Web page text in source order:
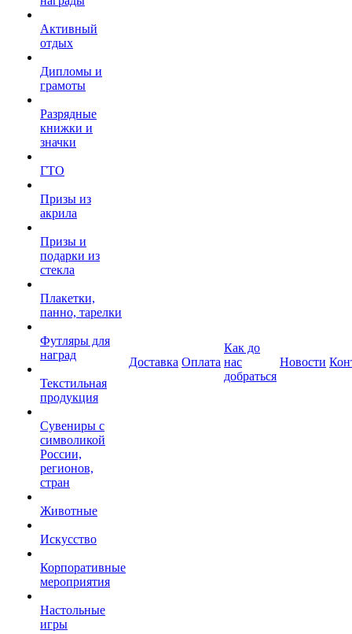
Активный
отдых
Дипломы и
грамоты
Разрядные
книжки и
значки
ГТО
Призы из
акрила
Призы и
подарки из
стекла
Плакетки,
панно, тарелки
Футляры для
наград
Текстильная
продукция
Сувениры с
символикой
России,
регионов,
стран
Животные
Искусство
Корпоративные
мероприятия
Настольные
игры
Доставка Оплата
Как до
нас
добраться
Новости